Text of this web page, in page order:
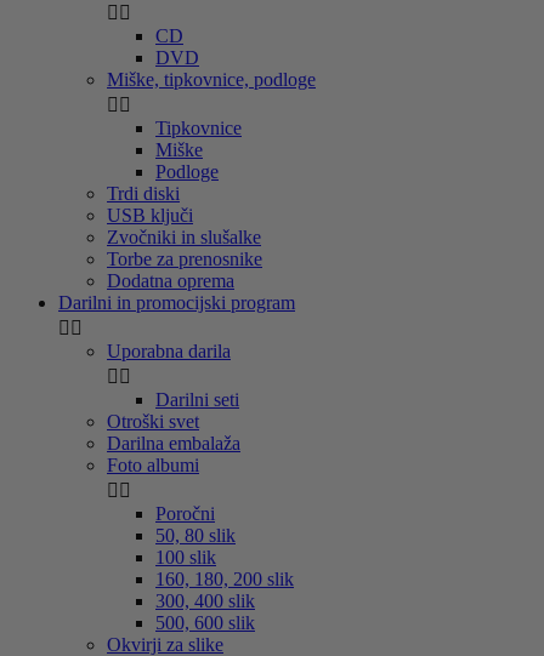
 
CD
DVD
Miške, tipkovnice, podloge
 
Tipkovnice
Miške
Podloge
Trdi diski
USB ključi
Zvočniki in slušalke
Torbe za prenosnike
Dodatna oprema
Darilni in promocijski program
 
Uporabna darila
 
Darilni seti
Otroški svet
Darilna embalaža
Foto albumi
 
Poročni
50, 80 slik
100 slik
160, 180, 200 slik
300, 400 slik
500, 600 slik
Okvirji za slike